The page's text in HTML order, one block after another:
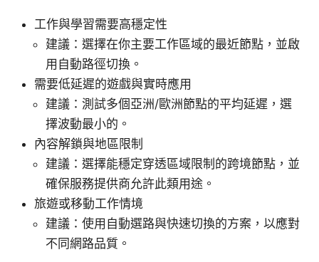
工作與學習需要高穩定性
建議：選擇在你主要工作區域的最近節點，並啟
用自動路徑切換。
需要低延遲的遊戲與實時應用
建議：測試多個亞洲/歐洲節點的平均延遲，選
擇波動最小的。
內容解鎖與地區限制
建議：選擇能穩定穿透區域限制的跨境節點，並
確保服務提供商允許此類用途。
旅遊或移動工作情境
建議：使用自動選路與快速切換的方案，以應對
不同網路品質。